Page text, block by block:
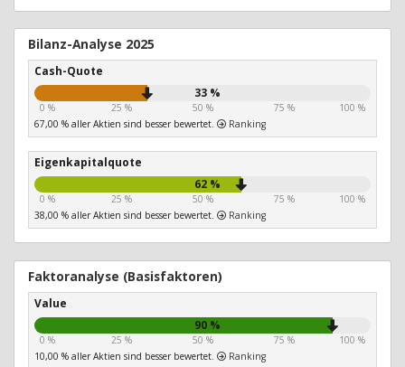
Bilanz-Analyse 2025
Cash-Quote
33 %
0 % 25 % 50 % 75 %
100 %
67,00 % aller Aktien sind besser bewertet.
Ranking
Eigenkapitalquote
62 %
0 % 25 % 50 % 75 %
100 %
38,00 % aller Aktien sind besser bewertet.
Ranking
Faktoranalyse (Basisfaktoren)
Value
90 %
0 % 25 % 50 % 75 %
100 %
10,00 % aller Aktien sind besser bewertet.
Ranking